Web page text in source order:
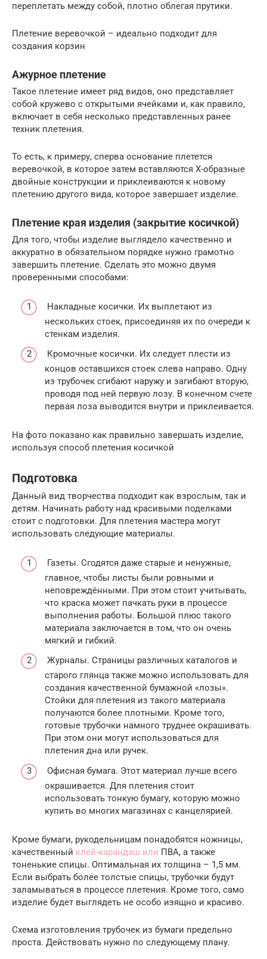
переплетать между собой, плотно облегая прутики.
Плетение веревочкой – идеально подходит для
создания корзин
Ажурное плетение
Такое плетение имеет ряд видов, оно представляет
собой кружево с открытыми ячейками и, как правило,
включает в себя несколько представленных ранее
техник плетения.
То есть, к примеру, сперва основание плетется
веревочкой, в которое затем вставляются Х-образные
двойные конструкции и приклеиваются к новому
плетению другого вида, которое завершает изделие.
Плетение края изделия (закрытие косичкой)
Для того, чтобы изделие выглядело качественно и
аккуратно в обязательном порядке нужно грамотно
завершить плетение. Сделать это можно двумя
проверенными способами:
Накладные косички. Их выплетают из
нескольких стоек, присоединяя их по очереди к
стенкам изделия.
Кромочные косички. Их следует плести из
концов оставшихся стоек слева направо. Одну
из трубочек сгибают наружу и загибают вторую,
проводя под ней первую лозу. В конечном счете
первая лоза выводится внутри и приклеивается.
На фото показано как правильно завершать изделие,
используя способ плетения косичкой
Подготовка
Данный вид творчества подходит как взрослым, так и
детям. Начинать работу над красивыми поделками
стоит с подготовки. Для плетения мастера могут
использовать следующие материалы.
Газеты. Сгодятся даже старые и ненужные,
главное, чтобы листы были ровными и
неповреждёнными. При этом стоит учитывать,
что краска может пачкать руки в процессе
выполнения работы. Большой плюс такого
материала заключается в том, что он очень
мягкий и гибкий.
Журналы. Страницы различных каталогов и
старого глянца также можно использовать для
создания качественной бумажной «лозы».
Стойки для плетения из такого материала
получаются более плотными. Кроме того,
готовые трубочки намного труднее окрашивать.
При этом они могут использоваться для
плетения дна или ручек.
Офисная бумага. Этот материал лучше всего
окрашивается. Для плетения стоит
использовать тонкую бумагу, которую можно
купить во многих магазинах с канцелярией.
Кроме бумаги, рукодельницам понадобятся ножницы,
качественный клей-карандаш или ПВА, а также
тоненькие спицы. Оптимальная их толщина – 1,5 мм.
Если выбрать более толстые спицы, трубочки будут
заламываться в процессе плетения. Кроме того, само
изделие будет выглядеть не особо изящно и красиво.
Схема изготовления трубочек из бумаги предельно
проста. Действовать нужно по следующему плану.